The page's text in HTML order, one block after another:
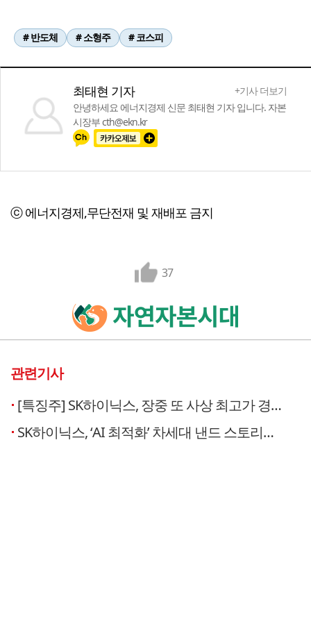
# 반도체 # 소형주 # 코스피
최태현 기자
+기사 더보기
안녕하세요 에너지경제 신문 최태현 기자 입니다. 자본
시장부 cth@ekn.kr
ⓒ 에너지경제,무단전재 및 재배포 금지
37
관련기사
[특징주] SK하이닉스, 장중 또 사상 최고가 경신…AI 반도체 랠리 이어가
SK하이닉스, ‘AI 최적화’ 차세대 낸드 스토리지 전략 공개